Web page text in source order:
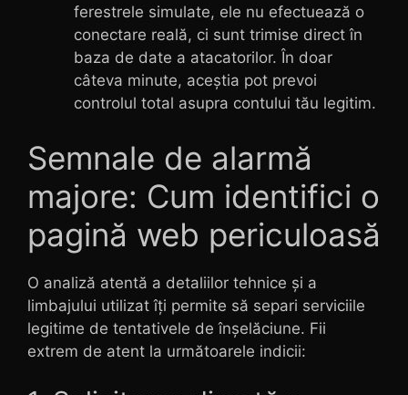
ferestrele simulate, ele nu efectuează o
conectare reală, ci sunt trimise direct în
baza de date a atacatorilor. În doar
câteva minute, aceștia pot prevoi
controlul total asupra contului tău legitim.
Semnale de alarmă
majore: Cum identifici o
pagină web periculoasă
O analiză atentă a detaliilor tehnice și a
limbajului utilizat îți permite să separi serviciile
legitime de tentativele de înșelăciune. Fii
extrem de atent la următoarele indicii: